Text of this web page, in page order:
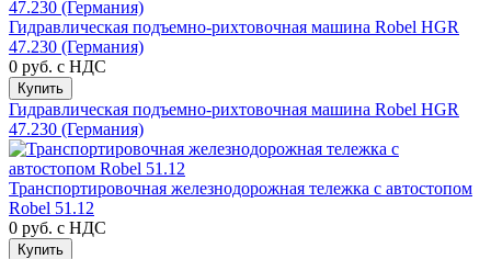
Гидравлическая подъемно-рихтовочная машина Robel HGR
47.230 (Германия)
0 руб. с НДС
Купить
Гидравлическая подъемно-рихтовочная машина Robel HGR
47.230 (Германия)
Транспортировочная железнодорожная тележка с автостопом
Robel 51.12
0 руб. с НДС
Купить